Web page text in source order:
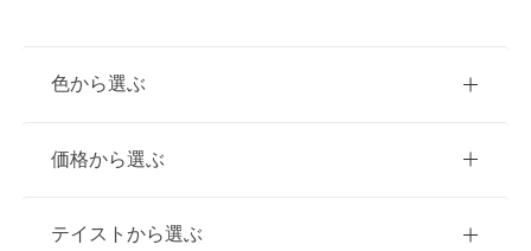
色から選ぶ
赤
価格から選ぶ
ご購入
テイストから選ぶ